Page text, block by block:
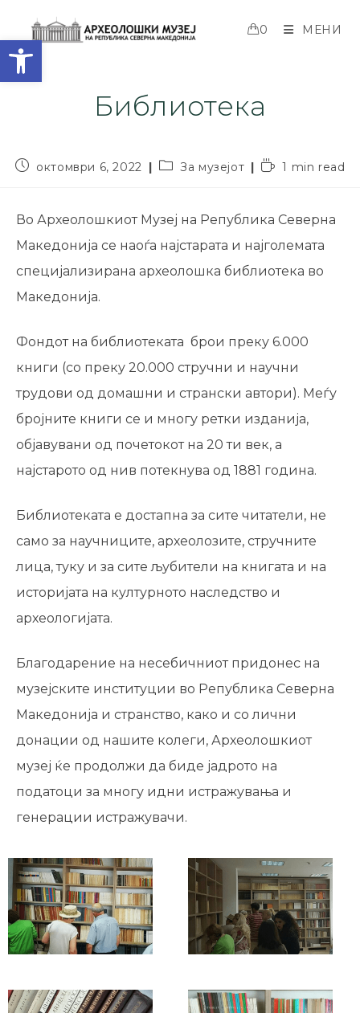
Open toolbar
0 МЕНИ
Библиотека
октомври 6, 2022 За музејот 1 min read
Во Археолошкиот Музеј на Република Северна
Македонија се наоѓа најстарата и најголемата
специјализирана археолошка библиотека во
Македонија.
Фондот на библиотеката брои преку 6.000
книги (со преку 20.000 стручни и научни
трудови од домашни и странски автори). Меѓу
бројните книги се и многу ретки изданија,
објавувани од почетокот на 20 ти век, а
најстарото од нив потекнува од 1881 година.
Библиотеката е достапна за сите читатели, не
само за научниците, археолозите, стручните
лица, туку и за сите љубители на книгата и на
историјата на културното наследство и
археологијата.
Благодарение на несебичниот придонес на
музејските институции во Република Северна
Македонија и странство, како и со лични
донации од нашите колеги, Археолошкиот
музеј ќе продолжи да биде јадрото на
податоци за многу идни истражувања и
генерации истражувачи.